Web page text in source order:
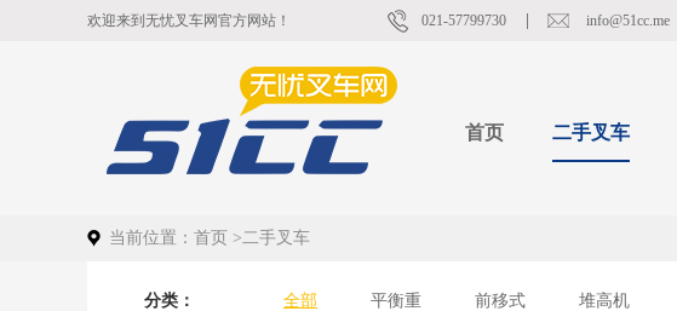
欢迎来到无忧叉车网官方网站！ 021-57799730 info@51cc.me
首页 二手叉车
当前位置： 首页 >二手叉车
分类： 全部 平衡重 前移式 堆高机